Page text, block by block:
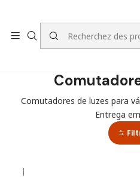
Accueil LOJA
Comutadores de luzes para
Entrega
|